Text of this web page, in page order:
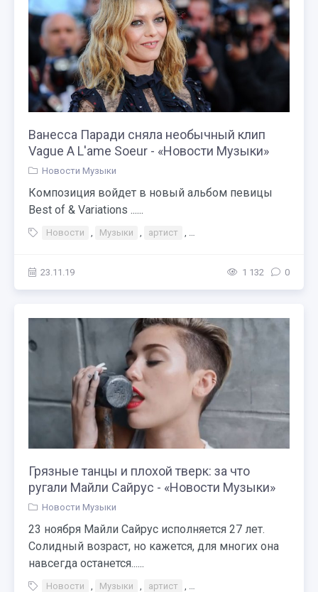
Ванесса Паради сняла необычный клип
Vague A L'ame Soeur - «Новости Музыки»
Новости Музыки
Композиция войдет в новый альбом певицы
Best of & Variations ......
Новости , Музыки , артист , Ванесса Паради сняла
23.11.19 1 132 0
Грязные танцы и плохой тверк: за что
ругали Майли Сайрус - «Новости Музыки»
Новости Музыки
23 ноября Майли Сайрус исполняется 27 лет.
Солидный возраст, но кажется, для многих она
навсегда останется......
Новости , Музыки , артист , Грязные танцы и плохой